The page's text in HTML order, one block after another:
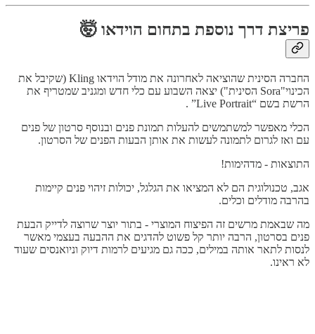
פריצת דרך נוספת בתחום הוידאו 🤯
החברה הסינית שהוציאה לאחרונה את מודל הוידאו Kling (שקיבל את
הכינוי"Sora הסינית") יצאה השבוע עם כלי חדש ומגניב שמטריף את
הרשת בשם “Live Portrait” .
הכלי מאפשר למשתמשים להעלות תמונת פנים ובנוסף סרטון של פנים
עם ואז לגרום לתמונה לעשות את אותן הבעות הפנים של הסרטון.
התוצאות - מדהימות!
אגב, טכנולוגית הם לא המציאו את הגלגל, יכולות זיהוי פנים קיימות
בהרבה מודלים וכלים.
מה שבאמת מרשים זה הפיצוח המוצרי - בתור יוצר שרוצה לדייק הבעת
פנים בסרטון, הרבה יותר קל פשוט להדגים את ההבעה בעצמי מאשר
לנסות לתאר אותה במילים, ככה גם מגיעים לרמות דיוק וניואנסים שעוד
לא ראינו.